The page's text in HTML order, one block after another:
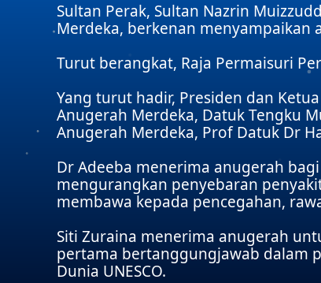
Sultan Perak, Sultan Nazrin
Merdeka, berkenan menyampaikan
Turut berangkat, Raja Permaisuri
Yang turut hadir, Presiden dan
Anugerah Merdeka, Datuk Tengku
Anugerah Merdeka, Prof Datuk Dr
Dr Adeeba menerima anugerah
mengurangkan penyebaran
membawa kepada pencegahan,
Siti Zuraina menerima anugerah
pertama bertanggungjawab dalam
Dunia UNESCO.